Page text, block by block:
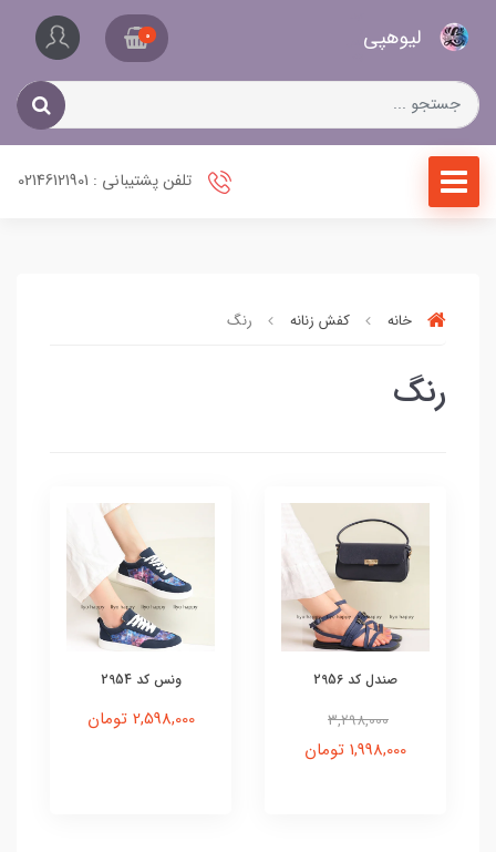
لیو‌هپی 0
تلفن پشتیبانی : 02146121901
خانه کفش زنانه رنگ
رنگ
صندل کد 2956
3,298,000
1,998,000 تومان
ونس کد 2954
2,598,000 تومان